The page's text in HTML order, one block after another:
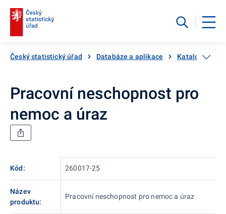
Český statistický úřad Databáze a aplikace Katalog
Pracovní neschopnost pro
nemoc a úraz
Kód: 260017-25
Název
produktu:
Pracovní neschopnost pro nemoc a úraz